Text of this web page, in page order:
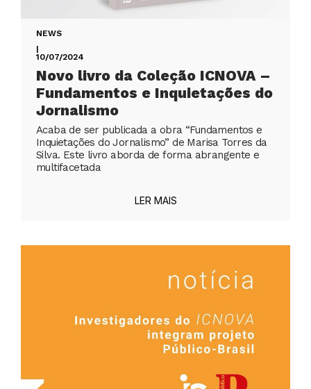
NEWS
|
10/07/2024
Novo livro da Coleção ICNOVA –
Fundamentos e Inquietações do
Jornalismo
Acaba de ser publicada a obra “Fundamentos e
Inquietações do Jornalismo” de Marisa Torres da
Silva. Este livro aborda de forma abrangente e
multifacetada
LER MAIS